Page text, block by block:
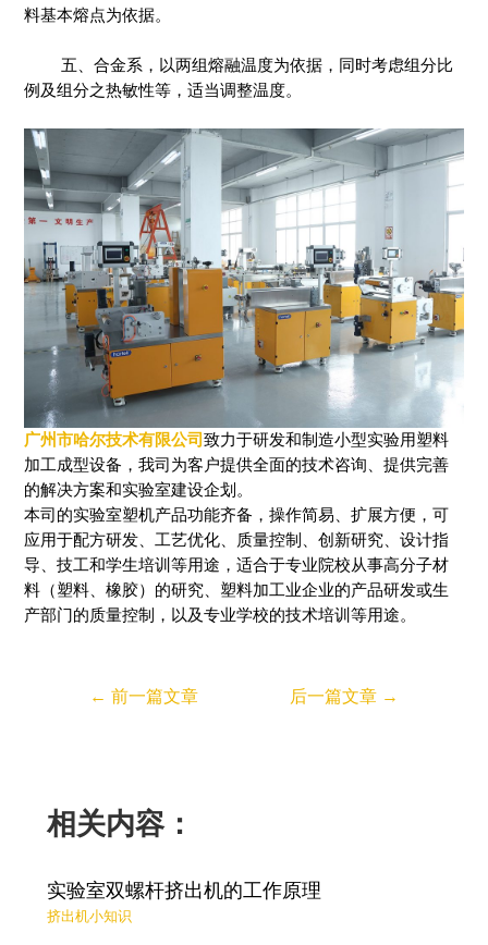
料基本熔点为依据。
五、合金系，以两组熔融温度为依据，同时考虑组分比
例及组分之热敏性等，适当调整温度。
广州市哈尔技术有限公司致力于研发和制造小型实验用塑料
加工成型设备，我司为客户提供全面的技术咨询、提供完善
的解决方案和实验室建设企划。
本司的实验室塑机产品功能齐备，操作简易、扩展方便，可
应用于配方研发、工艺优化、质量控制、创新研究、设计指
导、技工和学生培训等用途，适合于专业院校从事高分子材
料（塑料、橡胶）的研究、塑料加工业企业的产品研发或生
产部门的质量控制，以及专业学校的技术培训等用途。
← 前一篇文章 后一篇文章 →
相关内容：
实验室双螺杆挤出机的工作原理
挤出机小知识